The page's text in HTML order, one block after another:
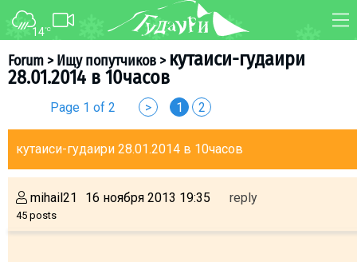
14°C
Forum>Ищу попутчиков> кутаиси-гудаири
28.01.2014 в 10часов
Page 1 of 2 > 1 2
кутаиси-гудаири 28.01.2014 в 10часов
mihail21
45 posts
16 ноября 2013 19:35 reply
FORUM MAP
About ski resort
Piste map
Ski instructors
Ski service